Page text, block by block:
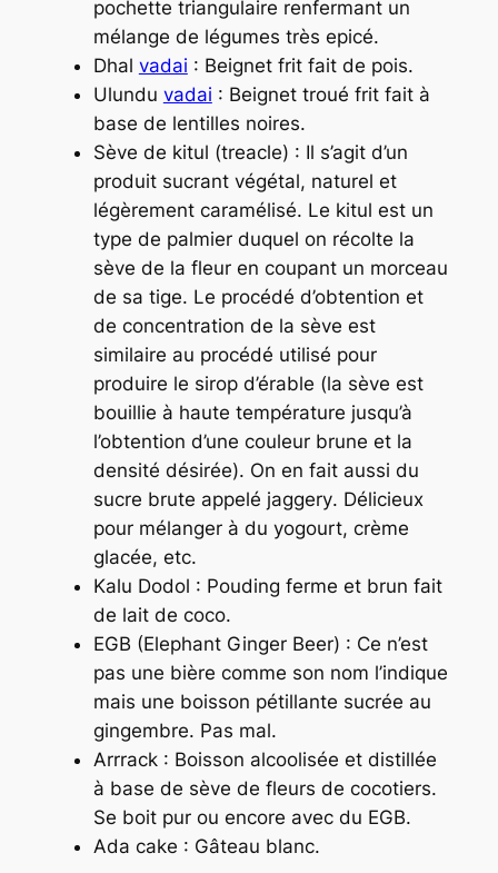
pochette triangulaire renfermant un
mélange de légumes très epicé.
Dhal vadai : Beignet frit fait de pois.
Ulundu vadai : Beignet troué frit fait à
base de lentilles noires.
Sève de kitul (treacle) : Il s’agit d’un
produit sucrant végétal, naturel et
légèrement caramélisé. Le kitul est un
type de palmier duquel on récolte la
sève de la fleur en coupant un morceau
de sa tige. Le procédé d’obtention et
de concentration de la sève est
similaire au procédé utilisé pour
produire le sirop d’érable (la sève est
bouillie à haute température jusqu’à
l’obtention d’une couleur brune et la
densité désirée). On en fait aussi du
sucre brute appelé jaggery. Délicieux
pour mélanger à du yogourt, crème
glacée, etc.
Kalu Dodol : Pouding ferme et brun fait
de lait de coco.
EGB (Elephant Ginger Beer) : Ce n’est
pas une bière comme son nom l’indique
mais une boisson pétillante sucrée au
gingembre. Pas mal.
Arrrack : Boisson alcoolisée et distillée
à base de sève de fleurs de cocotiers.
Se boit pur ou encore avec du EGB.
Ada cake : Gâteau blanc.